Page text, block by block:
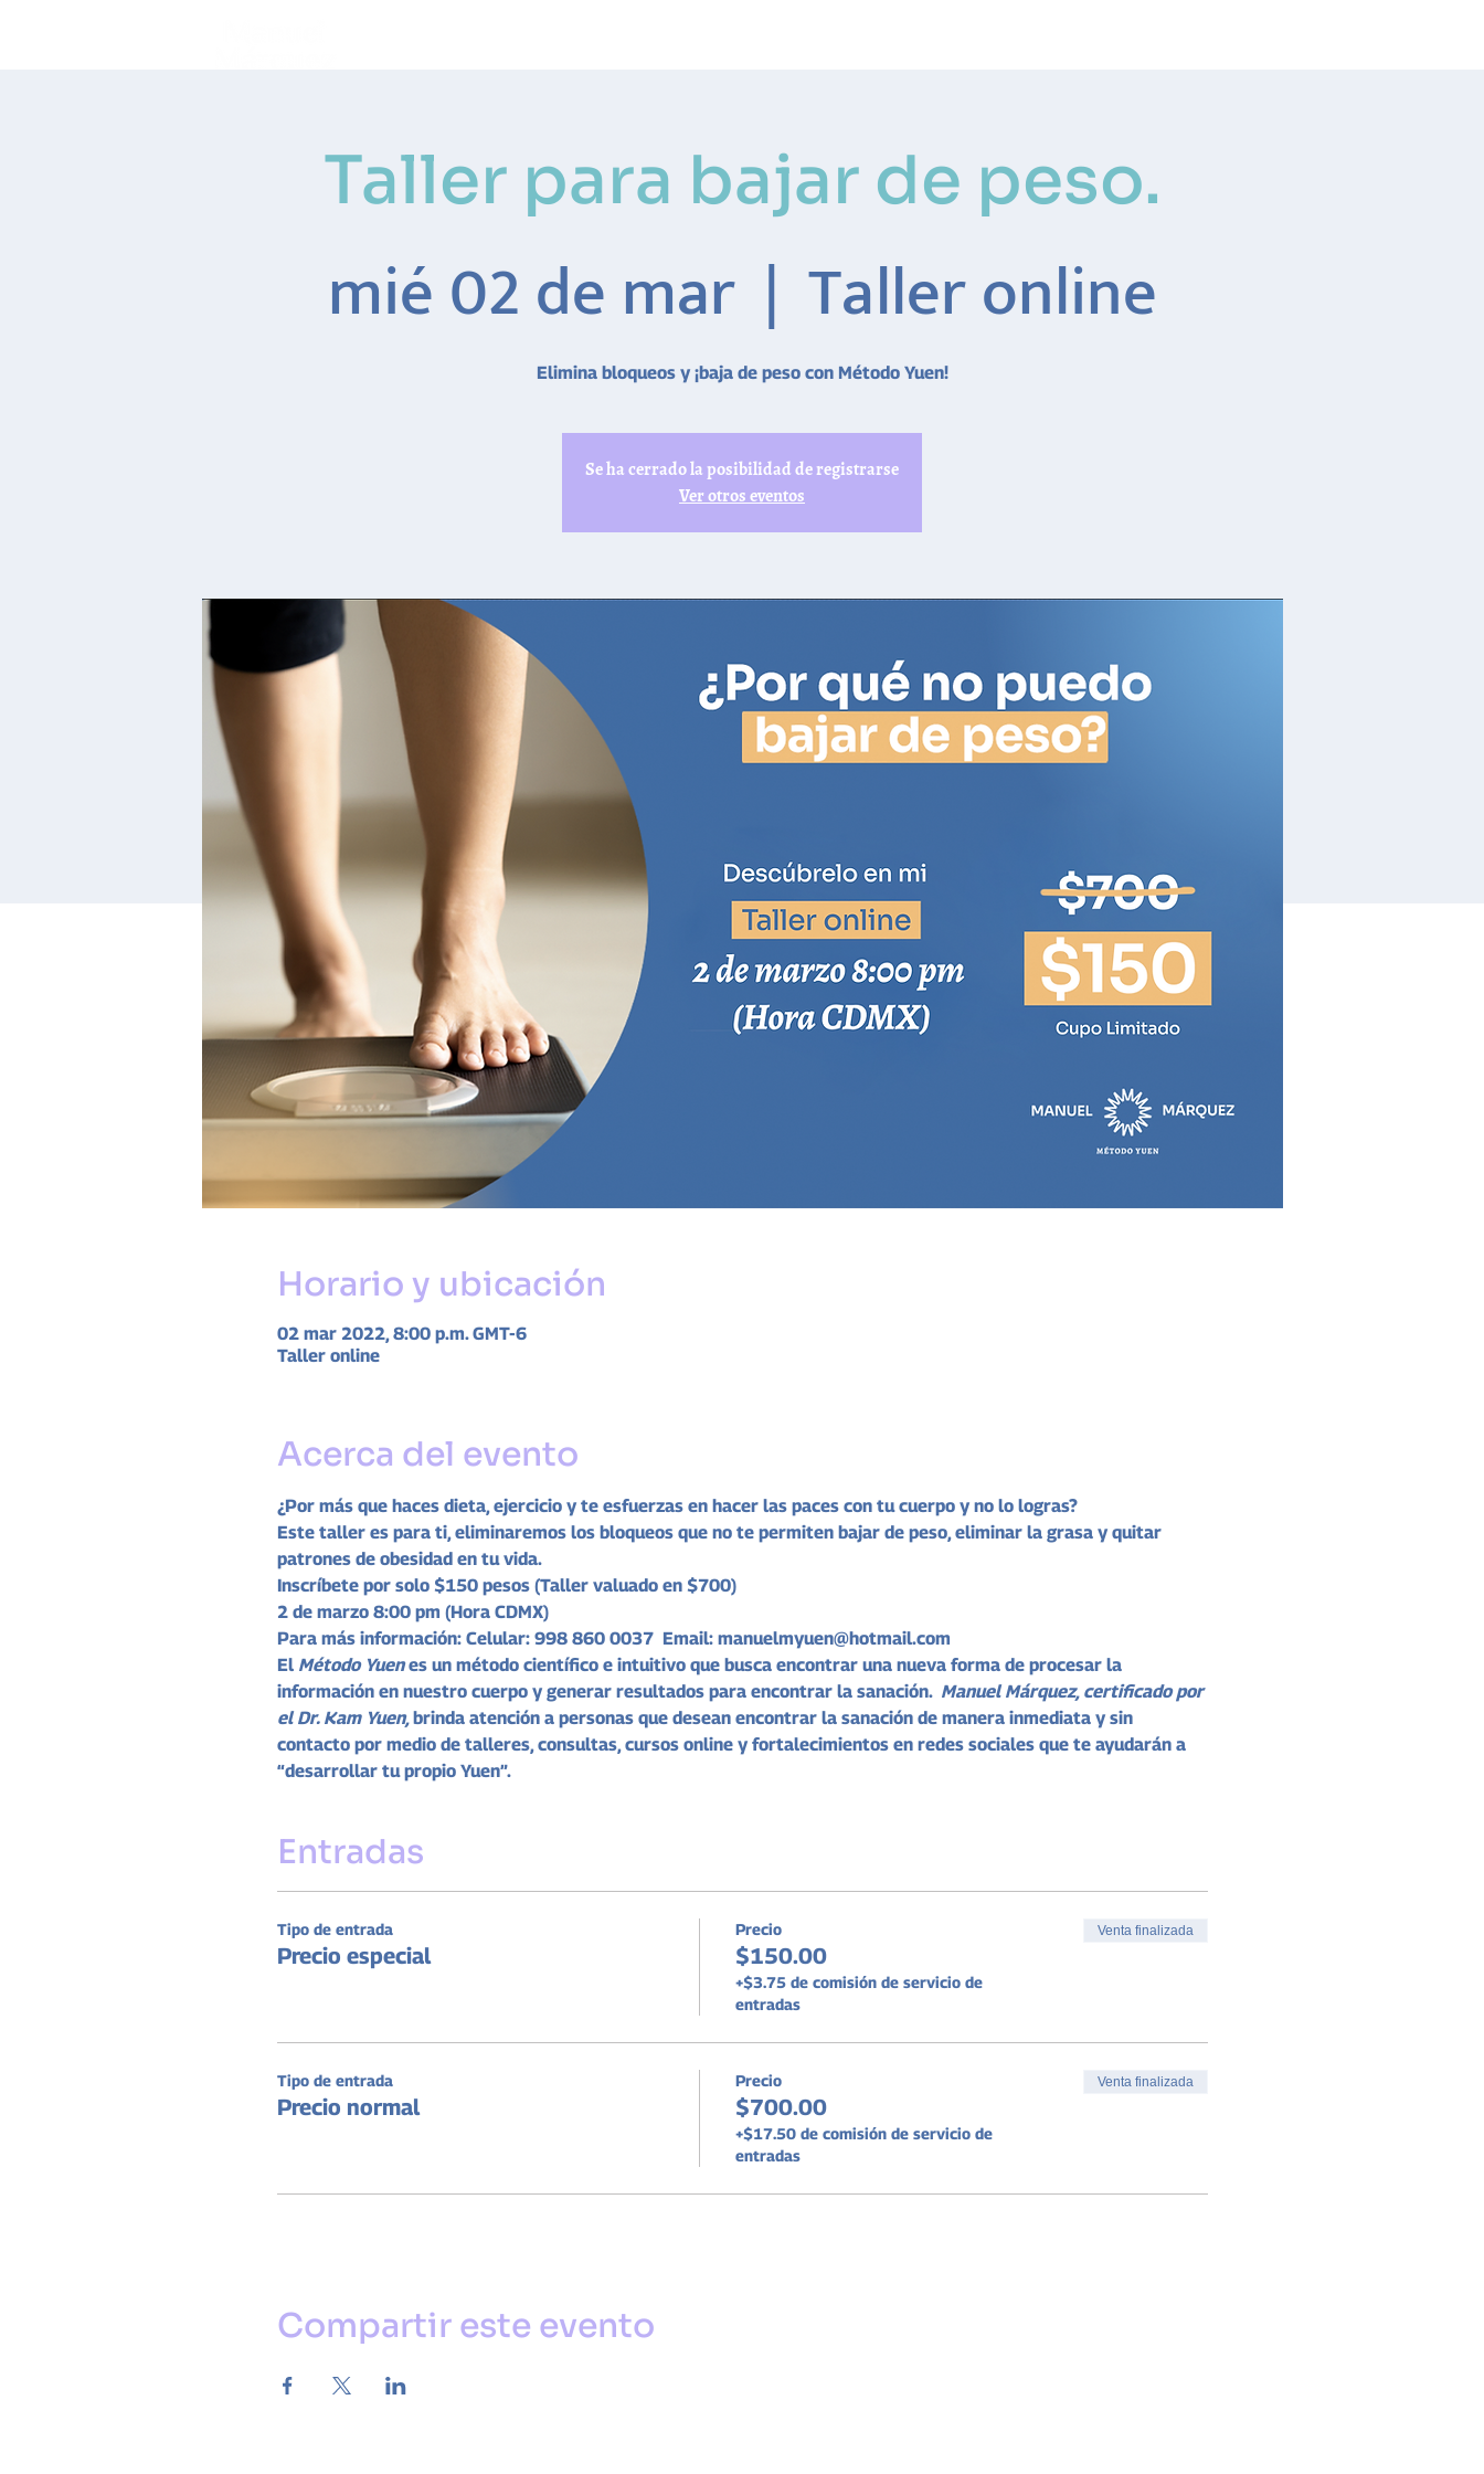
Taller para bajar de peso.
mié 02 de mar
  |
Taller online
Elimina bloqueos y ¡baja de peso con Método Yuen!
Se ha cerrado la posibilidad de registrarse
Ver otros eventos
Horario y ubicación
02 mar 2022, 8:00 p.m. GMT-6
Taller online
Acerca del evento
¿Por más que haces dieta, ejercicio y te esfuerzas en hacer las paces con tu cuerpo y no lo logras?
Este taller es para ti, eliminaremos los bloqueos que no te permiten bajar de peso, eliminar la grasa y quitar
patrones de obesidad en tu vida.
Inscríbete por solo $150 pesos (Taller valuado en $700)
2 de marzo 8:00 pm (Hora CDMX)
Para más información: Celular: 998 860 0037  Email: manuelmyuen@hotmail.com
El Método Yuen es un método científico e intuitivo que busca encontrar una nueva forma de procesar la
información en nuestro cuerpo y generar resultados para encontrar la sanación. Manuel Márquez, certificado por
el Dr. Kam Yuen, brinda atención a personas que desean encontrar la sanación de manera inmediata y sin
contacto por medio de talleres, consultas, cursos online y fortalecimientos en redes sociales que te ayudarán a
“desarrollar tu propio Yuen”.
Entradas
Tipo de entrada
Precio especial
Precio
$150.00
+$3.75 de comisión de servicio de
entradas
Venta finalizada
Tipo de entrada
Precio normal
Precio
$700.00
+$17.50 de comisión de servicio de
entradas
Venta finalizada
Compartir este evento